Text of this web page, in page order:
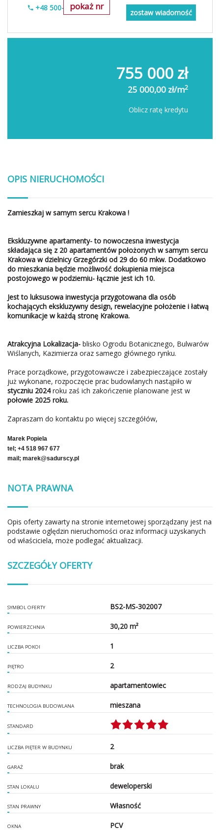
pokaż nr
+48 500-673-615
zostaw wiadomość
755 000 zł
25 000,00 zł/m2
Oblicz ratę kredytu
OPIS NIERUCHOMOŚCI
Zamieszkaj w samym sercu Krakowa !
Ekskluzywne apartamenty-to nowoczesna inwestycja
składająca się z 20 apartamentów położonych w samym sercu
Krakowa w dzielnicy Grzegórzki od 29 do 60 mkw. Dodatkowo
do mieszkania będzie możliwość dokupienia miejsca
postojowego w podziemiu- łącznie jest ich 10.
Jest to luksusowa inwestycja przygotowana dla osób
kochających ekskluzywny design, rewelacyjne położenie i łatwą
komunikacje w każdą stronę Krakowa.
Atrakcyjna Lokalizacja- blisko Ogrodu Botanicznego, Bulwarów
Wiślanych, Kazimierza oraz samego głównego rynku.
Prace porządkowe, przygotowawcze i zabezpieczające zostały
już wykonane, rozpoczęcie prac budowlanych nastąpiło w
styczniu 2024roku zaś ich zakończenie planowane jest w
połowie 2025 roku.
Zapraszam do kontaktu po więcej szczegółów,
Marek Popiela
tel; +4 518 967 677
mail; marek@sadurscy.pl
NOTA PRAWNA
Opis oferty zawarty na stronie internetowej sporządzany jest na
podstawie oględzin nieruchomości oraz informacji uzyskanych
od właściciela, może podlegać aktualizacji.
SZCZEGÓŁY OFERTY
SYMBOL OFERTY BS2-MS-302007
POWIERZCHNIA 30,20 m²
LICZBA POKOI 1
PIĘTRO 2
RODZAJ BUDYNKU apartamentowiec
TECHNOLOGIA BUDOWLANA mieszana
STANDARD
LICZBA PIĘTER W BUDYNKU 2
GARAŻ brak
STAN LOKALU deweloperski
STAN PRAWNY Własność
OKNA PCV